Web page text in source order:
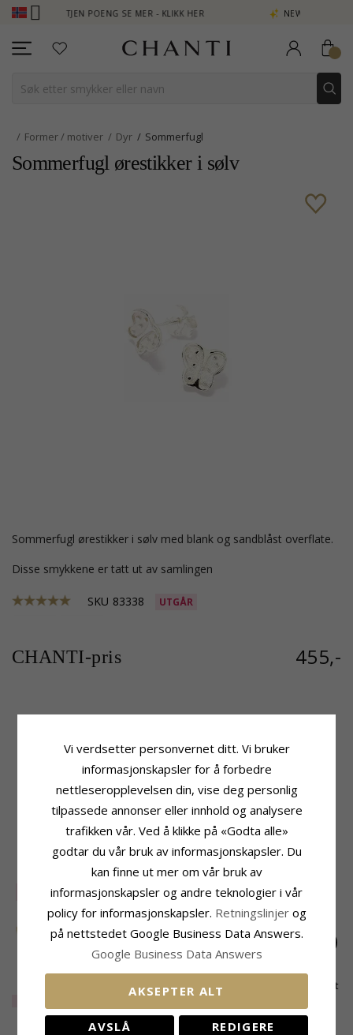
- TJEN POENG SE MER - KLIKK HER NEW COLLECTION |
Former / motiver Dyr Sommerfugl
Sommerfugl ørestikker i sølv
sommerfugl ørestikker i sølv med blank og sandblåst overflate.
Disse smykkene er tatt ut av samlingen
SKU 83338 UTGÅR
CHANTI-pris 455,-
Sommerfugl
Sølv
Overflate: Blank Og Sandblåst
Høyde:8,4 mm
8,7 mm
Leveringstid
Ca. 5-10 Hverdager
MEST POPULÆRE PRODUKTER I
KATEGORIEN
40%
forgylt stål - OCEANA
Sommerfugl rav
øredobber i sølv
Sommerfugl blå sett
halskjeder i sølv -
Little Ones
Vi verdsetter personvernet ditt. Vi bruker
informasjonskapsler for å forbedre
nettleseropplevelsen din, vise deg personlig
tilpassede annonser eller innhold og analysere
trafikken vår. Ved å klikke på «Godta alle»
godtar du vår bruk av informasjonskapsler. Du
kan finne ut mer om vår bruk av
informasjonskapsler og andre teknologier i vår
policy for informasjonskapsler. Retningslinjer og
på nettstedet Google Business Data Answers.
Google Business Data Answers
AKSEPTER ALT
AVSLÅ REDIGERE